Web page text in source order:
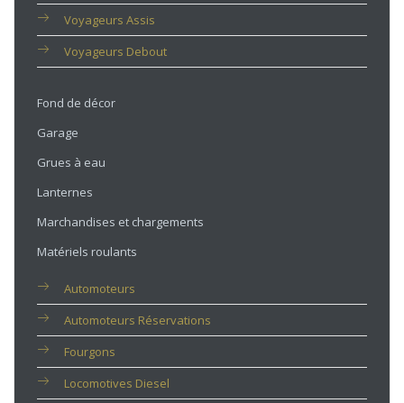
Voyageurs Assis
Voyageurs Debout
Fond de décor
Garage
Grues à eau
Lanternes
Marchandises et chargements
Matériels roulants
Automoteurs
Automoteurs Réservations
Fourgons
Locomotives Diesel